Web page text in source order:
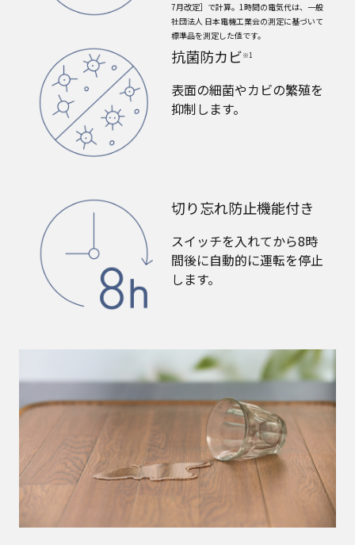
7月改定］で計算。1時間の電気代は、一般
社団法人 日本電機工業会の測定に基づいて
標準品を測定した値です。
抗菌防カビ※1
表面の細菌やカビの繁殖を
抑制します。
切り忘れ防止機能付き
スイッチを入れてから8時
間後に自動的に運転を停止
します。